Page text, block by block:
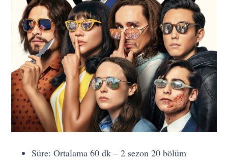
Süre: Ortalama 60 dk – 2 sezon 20 bölüm